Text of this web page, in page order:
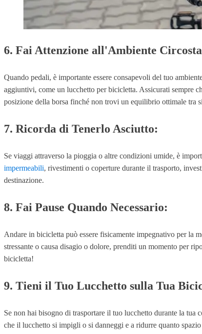
6. Fai Attenzione all'Ambiente
Quando pedali, è importante essere consapevoli del tuo
aggiuntivi, come un lucchetto per bicicletta. Assicurati sempre
posizione della borsa finché non trovi un equilibrio ottimale tra
7. Ricorda di Tenerlo Asciutto:
Se viaggi attraverso la pioggia o altre condizioni umide, è
impermeabili, rivestimenti o coperture durante il trasporto,
destinazione.
8. Fai Pause Quando Necessario:
Andare in bicicletta può essere fisicamente impegnativo per la
stressante o causa disagio o dolore, prenditi un momento per
bicicletta!
9. Tieni il Tuo Lucchetto sulla Tua
Se non hai bisogno di trasportare il tuo lucchetto durante la tua
che il lucchetto si impigli o si danneggi e a ridurre quanto